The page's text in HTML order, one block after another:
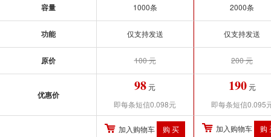
容量 1000条 2000条
功能 仅支持发送 仅支持发送
原价 100 元 200 元
优惠价
98元
即每条短信0.098元
190元
即每条短信0.095
加入购物车 加入购物车